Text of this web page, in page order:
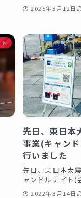
2025年3月12日
ト
先日、東日本
事業(キャン
行いました
先日、東日本大
ャンドルナイト)
2022年3月14日